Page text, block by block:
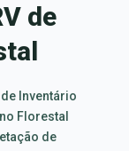
de
Inventário
Florestal
de